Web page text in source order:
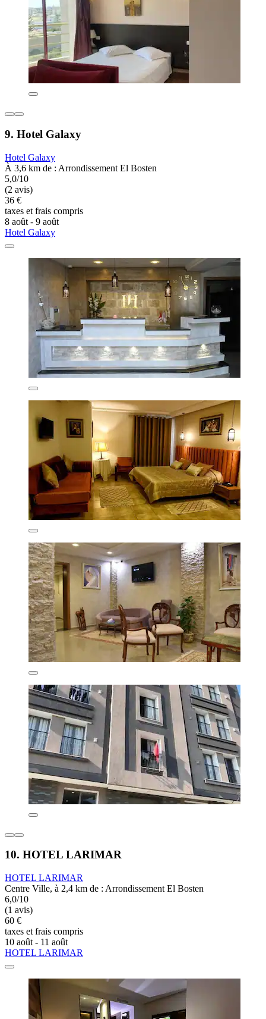
9. Hotel Galaxy
Hotel Galaxy
À 3,6 km de : Arrondissement El Bosten
5,0/10
(2 avis)
36 €
taxes et frais compris
8 août - 9 août
Hotel Galaxy
10. HOTEL LARIMAR
HOTEL LARIMAR
Centre Ville, à 2,4 km de : Arrondissement El Bosten
6,0/10
(1 avis)
60 €
taxes et frais compris
10 août - 11 août
HOTEL LARIMAR